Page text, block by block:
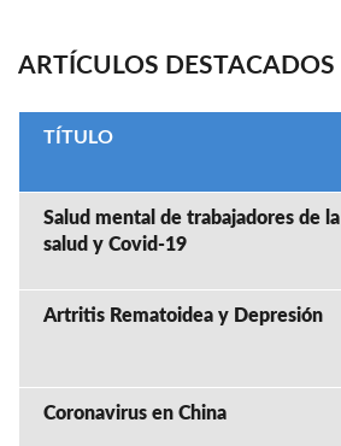
ARTÍCULOS DESTACADOS
TÍTULO
Salud mental de trabajadores de la
salud y Covid-19
Artritis Rematoidea y Depresión
Coronavirus en China